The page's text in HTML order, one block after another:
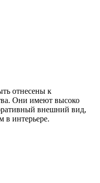
отнесены к
Они имеют высоко
внешний вид,
в интерьере.